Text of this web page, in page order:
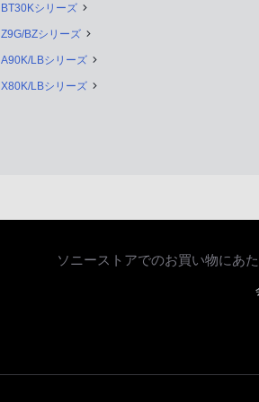
BT30Kシリーズ
Z9G/BZシリーズ
A90K/LBシリーズ
X80K/LBシリーズ
ソニーストアでのお買い物にあ